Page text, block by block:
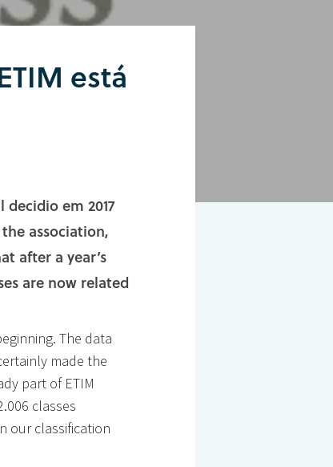
está
em 2017
association,
after a year’s
are now related
The data
made the
part of ETIM
classes
our classification